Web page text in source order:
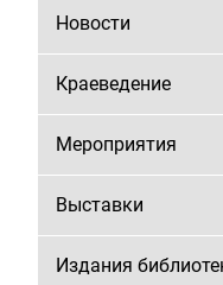
Новости
Краеведение
Мероприятия
Выставки
Издания